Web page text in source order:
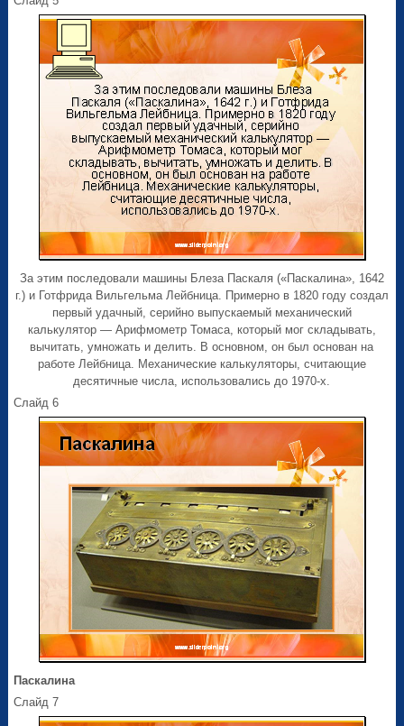
За этим последовали машины Блеза Паскаля («Паскалина», 1642
г.) и Готфрида Вильгельма Лейбница. Примерно в 1820 году создал
первый удачный, серийно выпускаемый механический
калькулятор — Арифмометр Томаса, который мог складывать,
вычитать, умножать и делить. В основном, он был основан на
работе Лейбница. Механические калькуляторы, считающие
десятичные числа, использовались до 1970-х.
Слайд 6
Паскалина
Слайд 7